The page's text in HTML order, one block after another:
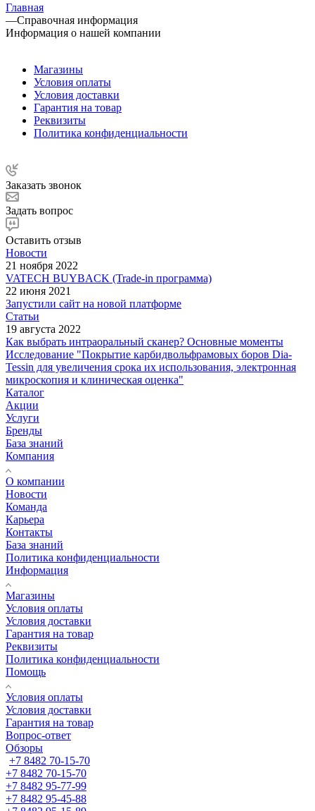
Главная
—Справочная информация
Информация о нашей компании
Магазины
Условия оплаты
Условия доставки
Гарантия на товар
Реквизиты
Политика конфиденциальности
Заказать звонок
Задать вопрос
Оставить отзыв
Новости
21 ноября 2022
VATECH BUYBACK (Trade-in программа)
22 июня 2021
Запустили сайт на новой платформе
Статьи
19 августа 2022
Как выбрать интраоральный сканер? Основные моменты
Исследование "Покрытие карбидвольфрамовых боров Dia-
Tessin для увеличения срока их использования, электронная
микроскопия и клиническая оценка"
Каталог
Акции
Услуги
Бренды
База знаний
Компания
О компании
Новости
Команда
Карьера
Контакты
База знаний
Политика конфиденциальности
Информация
Магазины
Условия оплаты
Условия доставки
Гарантия на товар
Реквизиты
Политика конфиденциальности
Помощь
Условия оплаты
Условия доставки
Гарантия на товар
Вопрос-ответ
Обзоры
+7 8482 70-15-70
+7 8482 70-15-70
+7 8482 95-77-99
+7 8482 95-45-88